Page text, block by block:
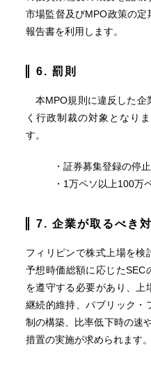
市場監督及びMPO政策の
報告書を利用します。
6. 罰則
本MPO規則に違反した企
く行政制裁の対象となり
す。
・証券募集登録の停
・1万ペソ以上100万
7. 企業が取るべき
フィリピンで株式上場を検
予想時価総額に応じたSEC
を遵守する必要があり、上
継続的維持、パブリック・
制の構築、比率低下時の速
措置の実施が求められます。